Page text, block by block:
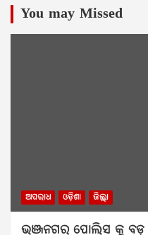
You may Missed
ଅପରାଧ ଓଡ଼ିଶା ଜିଲ୍ଲା
ଭଞ୍ଜନଗର ପୋଲିସ କୁ ବଡ଼